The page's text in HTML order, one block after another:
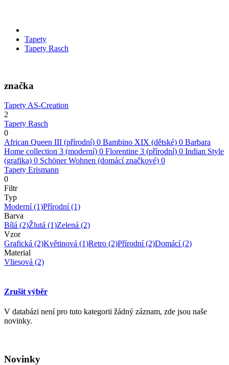
Tapety
Tapety Rasch
značka
Tapety AS-Creation
2
Tapety Rasch
0
African Queen III (přírodní) 0 Bambino XIX (dětské) 0 Barbara
Home collection 3 (moderní) 0 Florentine 3 (přírodní) 0 Indian Style
(grafika) 0 Schöner Wohnen (domácí značkové) 0
Tapety Erismann
0
Filtr
Typ
Moderní(1)Přírodní(1)
Barva
Bílá (2)Žlutá (1)Zelená (2)
Vzor
Grafická (2)Květinová (1)Retro (2)Přírodní(2)Domácí(2)
Material
Vliesová (2)
Zrušit výběr
V databázi není pro tuto kategorii žádný záznam, zde jsou naše
novinky.
Novinky